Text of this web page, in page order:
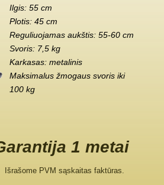
Ilgis: 55 cm
Plotis: 45 cm
Reguliuojamas aukštis: 55-60 cm
Svoris: 7,5 kg
Karkasas: metalinis
Maksimalus žmogaus svoris iki
100 kg
1 metai
Išrašome PVM sąskaitas faktūras.